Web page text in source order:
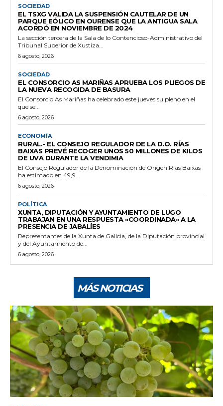
SOCIEDAD
EL TSXG VALIDA LA SUSPENSIÓN CAUTELAR DE UN
PARQUE EÓLICO EN OURENSE QUE LA ANTIGUA SALA
ACORDÓ EN NOVIEMBRE DE 2024
La sección tercera de la Sala de lo Contencioso-Administrativo del
Tribunal Superior de Xustiza...
6 agosto, 2026
SOCIEDAD
EL CONSORCIO AS MARIÑAS APRUEBA LOS PLIEGOS DE
LA NUEVA RECOGIDA DE BASURA
El Consorcio As Mariñas ha celebrado este jueves su pleno en el
que se...
6 agosto, 2026
ECONOMÍA
RURAL.- EL CONSEJO REGULADOR DE LA D.O. RÍAS
BAIXAS PREVÉ RECOGER UNOS 50 MILLONES DE KILOS
DE UVA DURANTE LA VENDIMIA
El Consejo Regulador de la Denominación de Origen Rías Baixas
ha estimado en 49,9...
6 agosto, 2026
POLÍTICA
XUNTA, DIPUTACIÓN Y AYUNTAMIENTO DE LUGO
TRABAJAN EN UNA RESPUESTA «COORDINADA» A LA
PRESENCIA DE JABALÍES
Representantes de la Xunta de Galicia, de la Diputación provincial
y del Ayuntamiento de...
6 agosto, 2026
MÁS NOTICIAS